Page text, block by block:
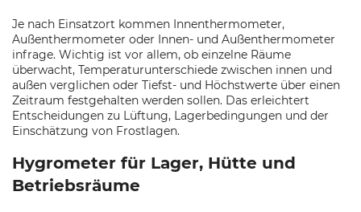
Je nach Einsatzort kommen Innenthermometer,
Außenthermometer oder Innen- und Außenthermometer
infrage. Wichtig ist vor allem, ob einzelne Räume
überwacht, Temperaturunterschiede zwischen innen und
außen verglichen oder Tiefst- und Höchstwerte über einen
Zeitraum festgehalten werden sollen. Das erleichtert
Entscheidungen zu Lüftung, Lagerbedingungen und der
Einschätzung von Frostlagen.
Hygrometer für Lager, Hütte und
Betriebsräume